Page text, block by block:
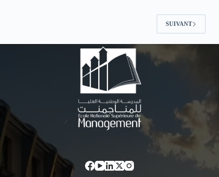
SUIVANT